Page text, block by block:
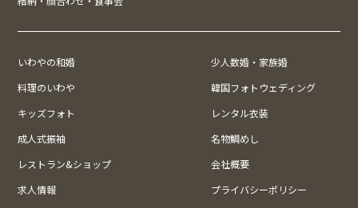
いわやの和婚
少人数婚・家族婚
料理のいわや
韓国フォトウェディング
キッズフォト
レンタル衣装
成人式振袖
名物鯛めし
レストラン&ショップ
会社概要
求人情報
プライバシーポリシー